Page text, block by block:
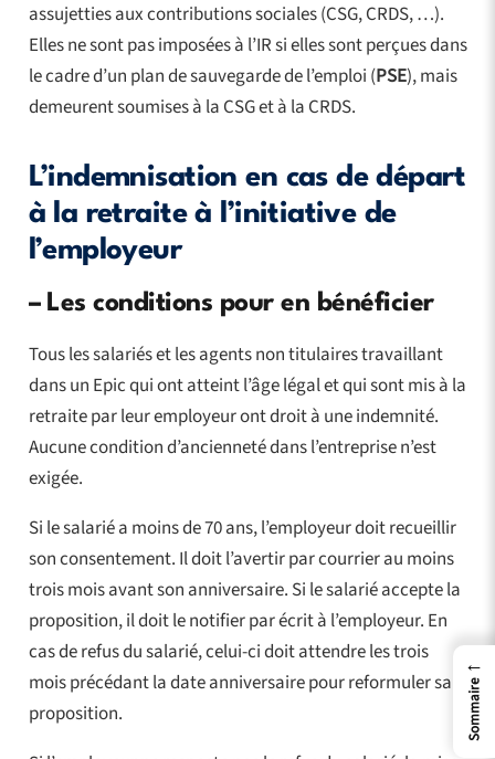
assujetties aux contributions sociales (CSG, CRDS, …).
Elles ne sont pas imposées à l’IR si elles sont perçues dans
le cadre d’un plan de sauvegarde de l’emploi (PSE), mais
demeurent soumises à la CSG et à la CRDS.
L’indemnisation en cas de départ
à la retraite à l’initiative de
l’employeur
– Les conditions pour en bénéficier
Tous les salariés et les agents non titulaires travaillant
dans un Epic qui ont atteint l’âge légal et qui sont mis à la
retraite par leur employeur ont droit à une indemnité.
Aucune condition d’ancienneté dans l’entreprise n’est
exigée.
Si le salarié a moins de 70 ans, l’employeur doit recueillir
son consentement. Il doit l’avertir par courrier au moins
trois mois avant son anniversaire. Si le salarié accepte la
proposition, il doit le notifier par écrit à l’employeur. En
cas de refus du salarié, celui-ci doit attendre les trois
mois précédant la date anniversaire pour reformuler sa
proposition.
←
Sommaire